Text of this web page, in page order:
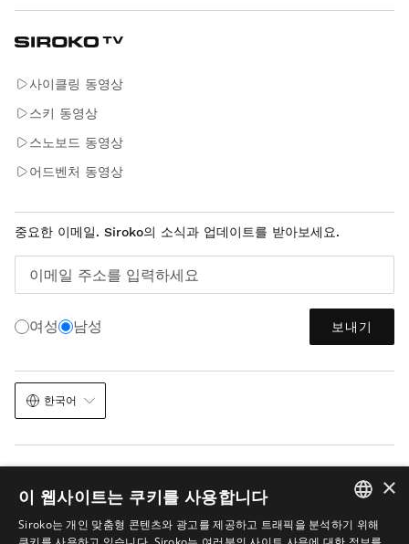
사이클링 동영상
스키 동영상
스노보드 동영상
어드벤처 동영상
중요한 이메일. Siroko의 소식과 업데이트를 받아보세요.
이메일 주소를 입력하세요
여성 남성 보내기
한국어
법적 고지 쿠키 이용 약관 이미지 내 AI 사이트맵
SPANISH
×
이 웹사이트는 쿠키를 사용합니다
Siroko는 개인 맞춤형 콘텐츠와 광고를 제공하고 트래픽을 분석하기 위해